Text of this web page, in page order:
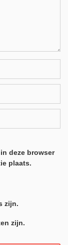
deze browser
plaats.
zijn.
zijn.